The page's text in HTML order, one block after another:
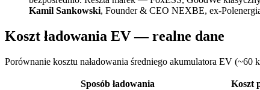
Kamil Sankowski, Founder & CEO NEXBE, ex-
Koszt ładowania EV — realne dane
Porównanie kosztu naładowania średniego akumulatora EV
Sposób ładowania
Koszt